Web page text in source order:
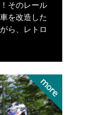
そのレール
を改造した
ら、レトロ